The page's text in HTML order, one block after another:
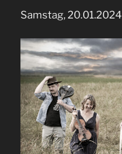
Samstag, 20.01.2024